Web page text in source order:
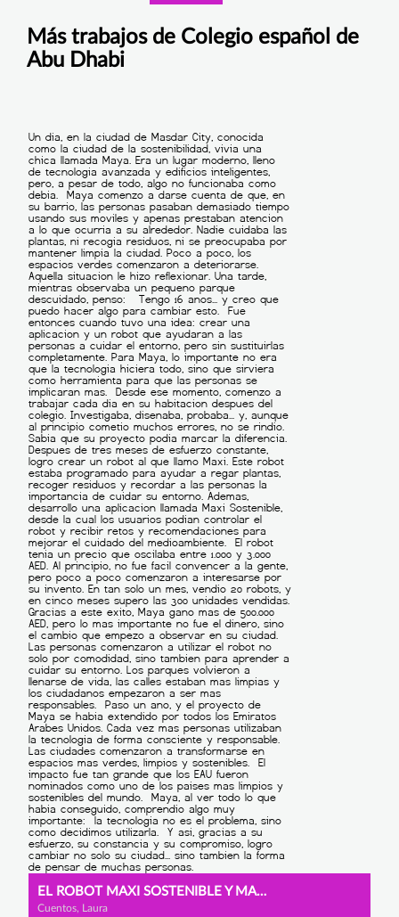
Más trabajos de Colegio español de
Abu Dhabi
EL ROBOT MAXI SOSTENIBLE Y MAYA
Cuentos, Laura